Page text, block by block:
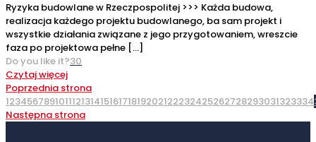
Ryzyka budowlane w Rzeczpospolitej >>> Każda budowa,
realizacja każdego projektu budowlanego, ba sam projekt i
wszystkie działania związane z jego przygotowaniem, wreszcie
faza po projektowa pełne […]
Do you like it?30
Czytaj więcej
Poprzednia strona
12345678910111213141516171819202122232425262728293031323334
Następna strona